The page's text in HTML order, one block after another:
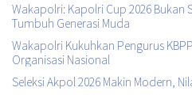
Wakapolri: Kapolri Cup 2026 Bukan
Tumbuh Generasi Muda
Wakapolri Kukuhkan Pengurus
Organisasi Nasional
Seleksi Akpol 2026 Makin Modern,